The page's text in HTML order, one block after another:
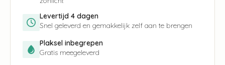
Levertijd 4 dagen
Snel geleverd en gemakkelijk zelf aan te brengen
Plaksel inbegrepen
Gratis meegeleverd